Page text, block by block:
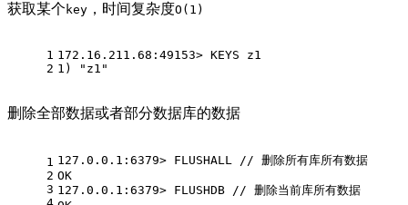
获取某个 key ，时间复杂度O(1)
1
2
172.16.211.68:49153> KEYS z1
1) "z1"
删除全部数据或者部分数据库的数据
1
2
3
127.0.0.1:6379> FLUSHALL // 删除所有库所有数据
OK
127.0.0.1:6379> FLUSHDB // 删除当前库所有数据